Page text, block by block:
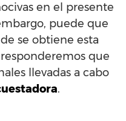
en el presente
puede que
se obtiene esta
que
llevadas a cabo
.